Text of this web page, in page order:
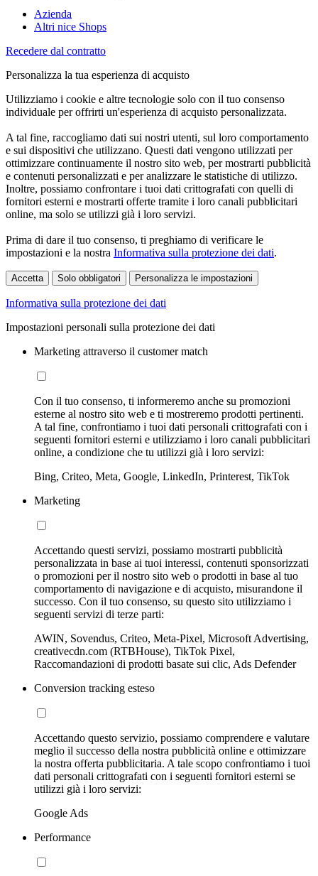
Azienda
Altri nice Shops
Recedere dal contratto
Personalizza la tua esperienza di acquisto
Utilizziamo i cookie e altre tecnologie solo con il tuo consenso
individuale per offrirti un'esperienza di acquisto personalizzata.
A tal fine, raccogliamo dati sui nostri utenti, sul loro comportamento
e sui dispositivi che utilizzano. Questi dati vengono utilizzati per
ottimizzare continuamente il nostro sito web, per mostrarti pubblicità
e contenuti personalizzati e per analizzare le statistiche di utilizzo.
Inoltre, possiamo confrontare i tuoi dati crittografati con quelli di
fornitori esterni e mostrarti offerte tramite i loro canali pubblicitari
online, ma solo se utilizzi già i loro servizi.
Prima di dare il tuo consenso, ti preghiamo di verificare le
impostazioni e la nostra Informativa sulla protezione dei dati.
Accetta Solo obbligatori Personalizza le impostazioni
Informativa sulla protezione dei dati
Impostazioni personali sulla protezione dei dati
Marketing attraverso il customer match
Con il tuo consenso, ti informeremo anche su promozioni
esterne al nostro sito web e ti mostreremo prodotti pertinenti.
A tal fine, confrontiamo i tuoi dati personali crittografati con i
seguenti fornitori esterni e utilizziamo i loro canali pubblicitari
online, a condizione che tu utilizzi già i loro servizi:
Bing, Criteo, Meta, Google, LinkedIn, Printerest, TikTok
Marketing
Accettando questi servizi, possiamo mostrarti pubblicità
personalizzata in base ai tuoi interessi, contenuti sponsorizzati
o promozioni per il nostro sito web o prodotti in base al tuo
comportamento di navigazione e di acquisto, misurandone il
successo. Con il tuo consenso, su questo sito utilizziamo i
seguenti servizi di terze parti:
AWIN, Sovendus, Criteo, Meta-Pixel, Microsoft Advertising,
creativecdn.com (RTBHouse), TikTok Pixel,
Raccomandazioni di prodotti basate sui clic, Ads Defender
Conversion tracking esteso
Accettando questo servizio, possiamo comprendere e valutare
meglio il successo della nostra pubblicità online e ottimizzare
la nostra offerta pubblicitaria. A tale scopo confrontiamo i tuoi
dati personali crittografati con i seguenti fornitori esterni se
utilizzi già i loro servizi:
Google Ads
Performance